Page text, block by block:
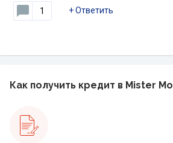
1 +Ответить
Как получить кредит в Mister